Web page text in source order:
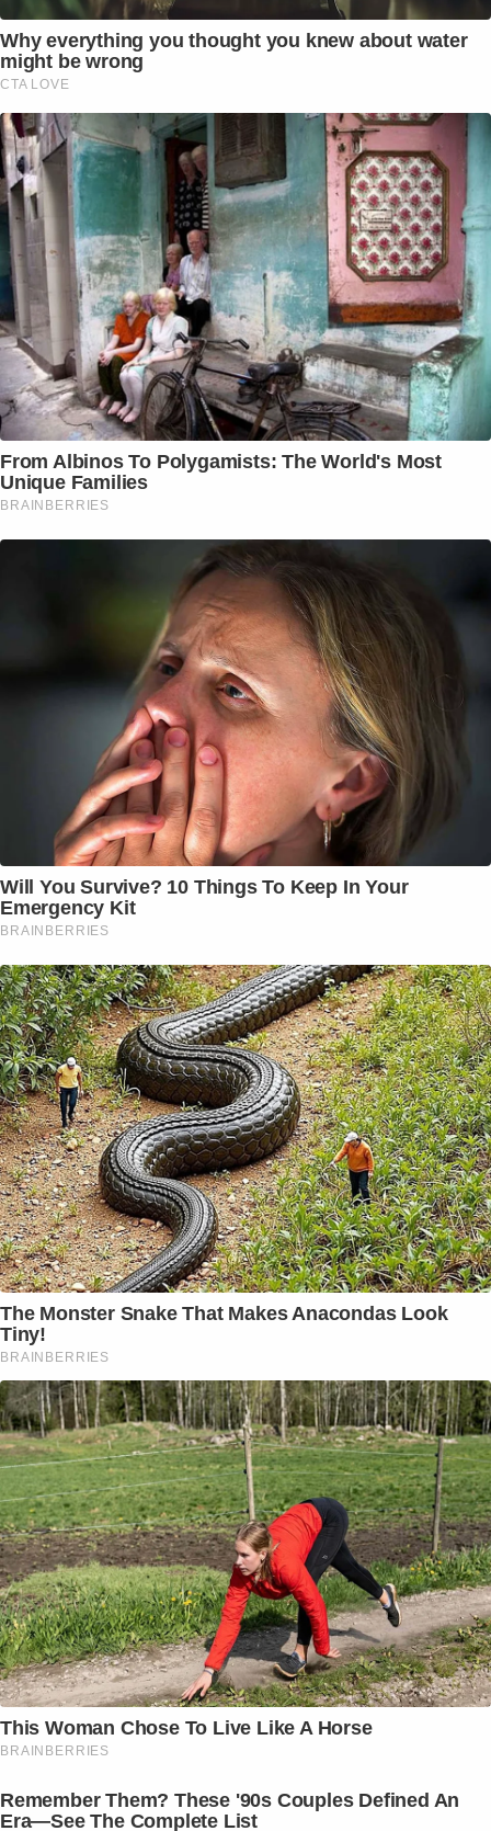
Why everything you thought you knew about water
might be wrong
CTA LOVE
From Albinos To Polygamists: The World's Most
Unique Families
BRAINBERRIES
Will You Survive? 10 Things To Keep In Your
Emergency Kit
BRAINBERRIES
The Monster Snake That Makes Anacondas Look
Tiny!
BRAINBERRIES
This Woman Chose To Live Like A Horse
BRAINBERRIES
Remember Them? These '90s Couples Defined An
Era—See The Complete List